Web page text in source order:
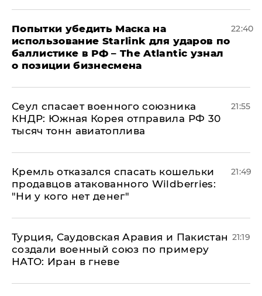
Попытки убедить Маска на
использование Starlink для ударов по
баллистике в РФ – The Atlantic узнал
о позиции бизнесмена
22:40
​Сеул спасает военного союзника
КНДР: Южная Корея отправила РФ 30
тысяч тонн авиатоплива
21:55
Кремль отказался спасать кошельки
продавцов атакованного Wildberries:
"Ни у кого нет денег"
21:49
Турция, Саудовская Аравия и Пакистан
создали военный союз по примеру
НАТО: Иран в гневе
21:19